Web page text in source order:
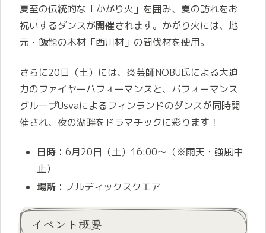
夏至の伝統的な「かがり火」を囲み、夏の訪れをお
祝いするダンスが開催されます。かがり火には、地
元・飯能の木材「西川材」の間伐材を使用。
さらに20日（土）には、炎芸師NOBU氏による大迫
力のファイヤーパフォーマンスと、パフォーマンス
グループUsvaによるフィンランドのダンスが同時開
催され、夜の湖畔をドラマチックに彩ります！
日時 ：6月20日（土）16:00～（※雨天・強風中
止）
場所 ：ノルディックスクエア
イベント概要